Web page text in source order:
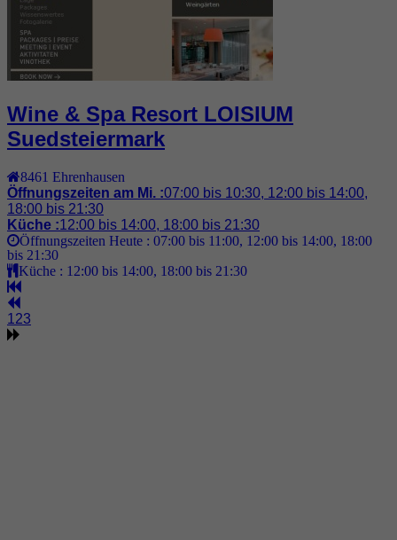
Wine & Spa Resort LOISIUM
Suedsteiermark
8461 Ehrenhausen
Öffnungszeiten am Mi. :07:00 bis 10:30, 12:00 bis 14:00,
18:00 bis 21:30
Küche :12:00 bis 14:00, 18:00 bis 21:30
Öffnungszeiten Heute : 07:00 bis 11:00, 12:00 bis 14:00, 18:00
bis 21:30
Küche : 12:00 bis 14:00, 18:00 bis 21:30
1 23